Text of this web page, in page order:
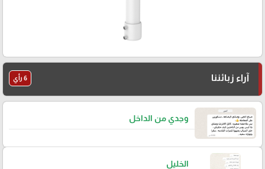
آراء زبائننا 6 رأي
وجدي من الداخل
الخليل